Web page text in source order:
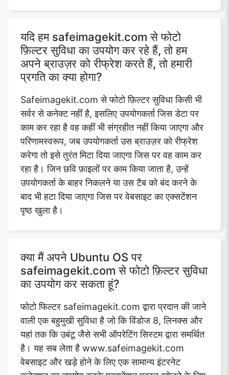
यदि हम safeimagekit.com से फोटो
फ़िल्टर सुविधा का उपयोग कर रहे हैं, तो हम
अपने ब्राउज़र को रीफ्रेश करते हैं, तो हमारी
प्रगति का क्या होगा?
Safeimagekit.com से फोटो फ़िल्टर सुविधा किसी भी
सर्वर से कनेक्ट नहीं है, इसलिए उपयोगकर्ता जिस डेटा पर
काम कर रहा है वह कहीं भी संग्रहीत नहीं किया जाएगा और
परिणामस्वरूप, जब उपयोगकर्ता उस ब्राउज़र को रीफ्रेश
करेगा तो इसे तुरंत मिटा दिया जाएगा जिस पर वह काम कर
रहा है। जिन छवि फ़ाइलों पर काम किया जाता है, उन्हें
उपयोगकर्ता के बाहर निकलने या उस टैब को बंद करने के
बाद भी हटा दिया जाएगा जिस पर वेबसाइट का एक्सटेंशन
पृष्ठ खुला है।
क्या मैं अपने Ubuntu OS पर
safeimagekit.com से फोटो फ़िल्टर सुविधा
का उपयोग कर सकता हूं?
फोटो फिल्टर safeimagekit.com द्वारा प्रदान की जाने
वाली एक बहुमुखी सुविधा है जो कि विंडोज 8, लिनक्स और
यहां तक कि उबंटू जैसे सभी ऑपरेटिंग सिस्टम द्वारा समर्थित
है। यह सब लेता है www.safeimagekit.com
वेबसाइट और खड़े होने के लिए एक सामान्य इंटरनेट